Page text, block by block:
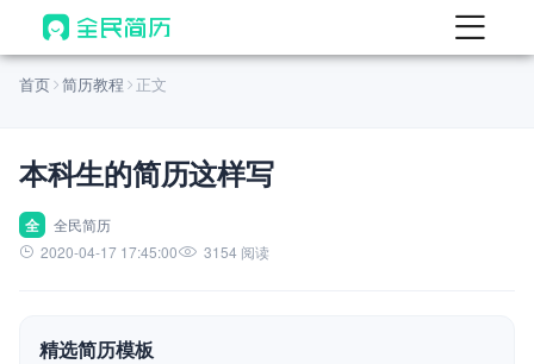
首页
AI 生成简历
AI 优化简历
AI 翻译简历
AI 模拟面试
首页 简历教程 正文
本科生的简历这样写
全
全民简历
2020-04-17 17:45:00
3154 阅读
精选简历模板